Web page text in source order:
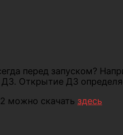
перед запуском?
Открытие ДЗ
можно скачать здесь